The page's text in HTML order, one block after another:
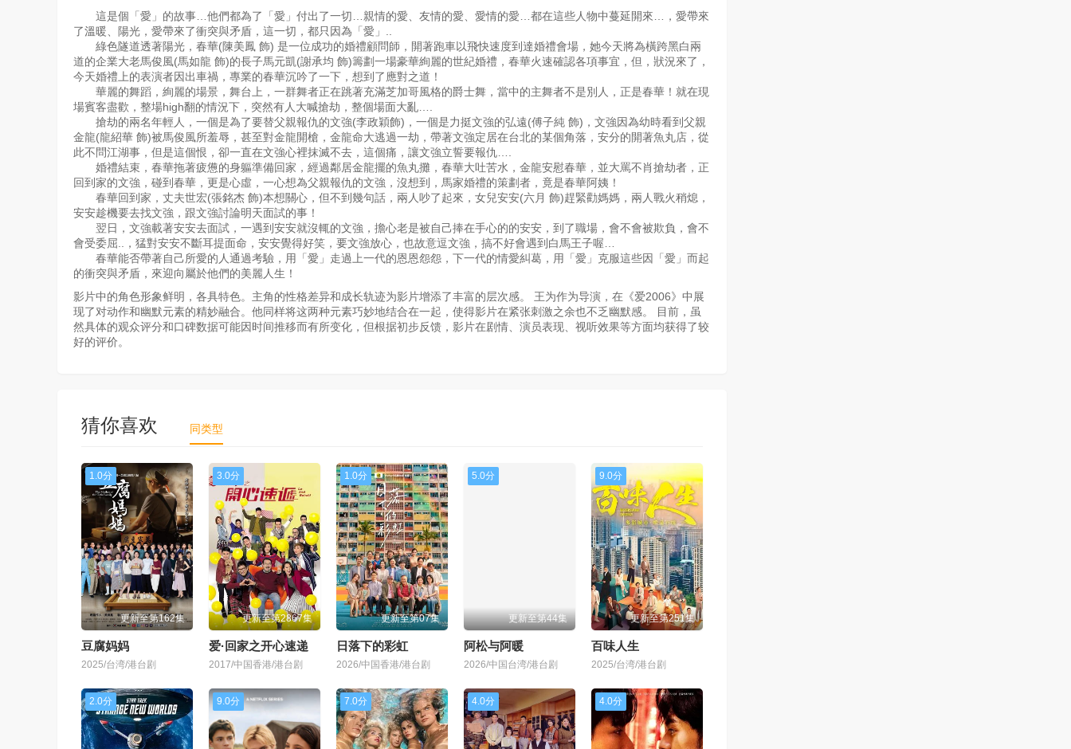
第171集 第172集 第173集 第174集 第175集 第176集 第177集 第178集
第179集 第180集 第181集 第182集 第183集 第184集 第185集 第186集
第187集 第188集 第189集 第190集 第191集
第195集 第196集 第197集 第198集 第199集 第200集
第203集 第204集 第205集 第206集 第207集 第208集 第209集 第210集
第211集 第212集 第213集 第214集 第215集 第216集 第217集
第227集 第228集 第229集 第230集 第231集 第232集 第233集 第234集
第243集
第259集 第260集 第261集 第262集 第263集 第265集 第266集
第267集 第268集 第269集 第270集 第271集 第273集 第274集
第275集 第276集 第277集 第278集 第279集 第281集 第282集
第299集 第300集 第301集 第302集 第303集 第304集 第305集 第306集
這是個「愛」的故事…他們都為了「愛」付出了一切…親情的愛、友情的愛、愛情的愛…都在這些人物中蔓延開來…，愛帶來
了溫暖、陽光，愛帶來了衝突與矛盾，這一切，都只因為「愛」..
綠色隧道透著陽光，春華(陳美鳳 飾) 是一位成功的婚禮顧問師，開著跑車以飛快速度到達婚禮會場，她今天將為橫跨黑白兩
道的企業大老馬俊風(馬如龍 飾)的長子馬元凱(謝承均 飾)籌劃一場豪華絢麗的世紀婚禮，春華火速確認各項事宜，但，狀況來了，
今天婚禮上的表演者因出車禍，專業的春華沉吟了一下，想到了應對之道！
華麗的舞蹈，絢麗的場景，舞台上，一群舞者正在跳著充滿芝加哥風格的爵士舞，當中的主舞者不是別人，正是春華！就在現
場賓客盡歡，整場high翻的情況下，突然有人大喊搶劫，整個場面大亂….
搶劫的兩名年輕人，一個是為了要替父親報仇的文強(李政穎飾)，一個是力挺文強的弘遠(傅子純 飾)，文強因為幼時看到父親
金龍(龍紹華 飾)被馬俊風所羞辱，甚至對金龍開槍，金龍命大逃過一劫，帶著文強定居在台北的某個角落，安分的開著魚丸店，從
此不問江湖事，但是這個恨，卻一直在文強心裡抹滅不去，這個痛，讓文強立誓要報仇….
婚禮結束，春華拖著疲憊的身軀準備回家，經過鄰居金龍擺的魚丸攤，春華大吐苦水，金龍安慰春華，並大罵不肖搶劫者，正
回到家的文強，碰到春華，更是心虛，一心想為父親報仇的文強，沒想到，馬家婚禮的策劃者，竟是春華阿姨！
春華回到家，丈夫世宏(張銘杰 飾)本想關心，但不到幾句話，兩人吵了起來，女兒安安(六月 飾)趕緊勸媽媽，兩人戰火稍熄，
安安趁機要去找文強，跟文強討論明天面試的事！
翌日，文強載著安安去面試，一遇到安安就沒輒的文強，擔心老是被自己捧在手心的的安安，到了職場，會不會被欺負，會不
會受委屈..，猛對安安不斷耳提面命，安安覺得好笑，要文強放心，也故意逗文強，搞不好會遇到白馬王子喔…
春華能否帶著自己所愛的人通過考驗，用「愛」走過上一代的恩恩怨怨，下一代的情愛糾葛，用「愛」克服這些因「愛」而起
的衝突與矛盾，來迎向屬於他們的美麗人生！
影片中的角色形象鲜明，各具特色。主角的性格差异和成长轨迹为影片增添了丰富的层次感。 王为作为导演，在《爱2006》中展
现了对动作和幽默元素的精妙融合。他同样将这两种元素巧妙地结合在一起，使得影片在紧张刺激之余也不乏幽默感。 目前，虽
然具体的观众评分和口碑数据可能因时间推移而有所变化，但根据初步反馈，影片在剧情、演员表现、视听效果等方面均获得了较
好的评价。
猜你喜欢 同类型
1.0分
更新至第162集
豆腐妈妈
2025/台湾/港台剧
3.0分
更新至第2867集
爱·回家之开心速递
2017/中国香港/港台剧
1.0分
更新至第07集
日落下的彩虹
2026/中国香港/港台剧
5.0分
更新至第44集
阿松与阿暖
2026/中国台湾/港台剧
9.0分
更新至第251集
百味人生
2025/台湾/港台剧
2.0分 9.0分 7.0分 4.0分 4.0分